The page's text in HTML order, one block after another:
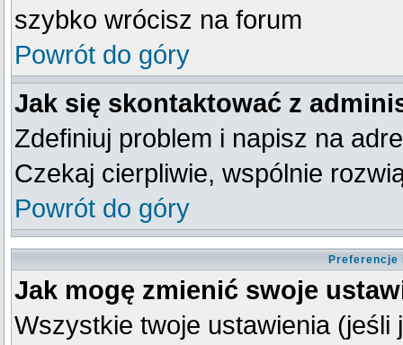
szybko wrócisz na forum
Powrót do góry
Jak się skontaktować z
Zdefiniuj problem i napisz na
Czekaj cierpliwie, wspólnie
Powrót do góry
Preferencje
Jak mogę zmienić swoje
Wszystkie twoje ustawienia